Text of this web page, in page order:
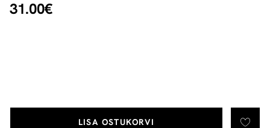
31.00€
LISA OSTUKORVI